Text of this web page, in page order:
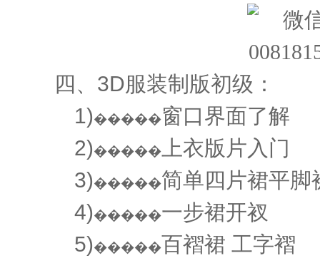
四、3D服装制版初级：
1)�����窗口界面了解
2)�����
上衣版片入门
3)�����简单四片裙平脚
4)�����一步裙开衩
5)�����百褶裙 工字褶